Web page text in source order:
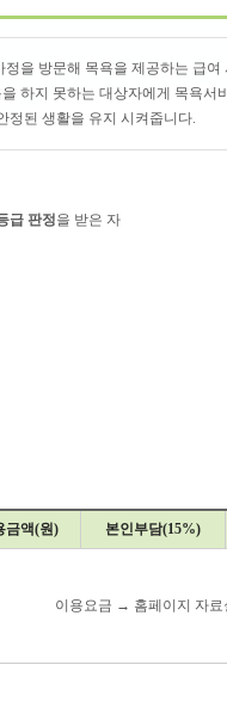
을 방문해 목욕을 제공하는 급여
하지 못하는 대상자에게 목욕서
정된 생활을 유지 시켜줍니다.
급 판정을 받은 자
금액(원) 본인부담(15%)
이용요금 → 홈페이지 자료